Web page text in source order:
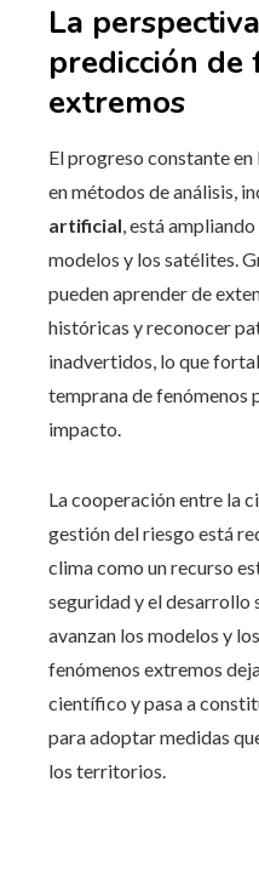
La
predicción de
extremos
El progreso constante
en métodos de análisis,
artificial, está
modelos y los satélites.
pueden aprender de
históricas y reconocer
inadvertidos, lo que
temprana de fenómenos
impacto.
La cooperación entre la
gestión del riesgo está
clima como un recurso
seguridad y el
avanzan los modelos y
fenómenos extremos
científico y pasa a
para adoptar medidas
los territorios.